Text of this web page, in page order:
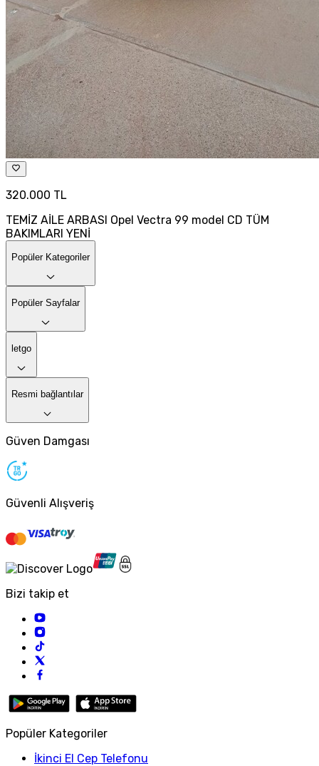
320.000 TL
TEMİZ AİLE ARBASI Opel Vectra 99 model CD TÜM
BAKIMLARI YENİ
Popüler Kategoriler
Popüler Sayfalar
letgo
Resmi bağlantılar
Güven Damgası
Güvenli Alışveriş
Bizi takip et
Popüler Kategoriler
İkinci El Cep Telefonu